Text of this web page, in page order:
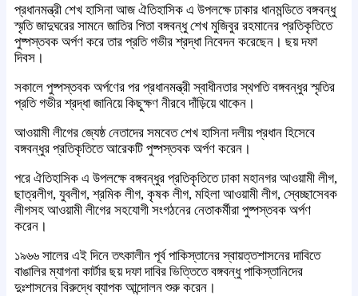
প্রধানমন্ত্রী শেখ হাসিনা আজ ঐতিহাসিক এ উপলক্ষে ঢাকার ধানমন্ডিতে বঙ্গবন্ধু
স্মৃতি জাদুঘরের সামনে জাতির পিতা বঙ্গবন্ধু শেখ মুজিবুর রহমানের প্রতিকৃতিতে
পুষ্পস্তবক অর্পণ করে তার প্রতি গভীর শ্রদ্ধা নিবেদন করেছেন। ছয় দফা
দিবস।
সকালে পুষ্পস্তবক অর্পণের পর প্রধানমন্ত্রী স্বাধীনতার স্থপতি বঙ্গবন্ধুর স্মৃতির
প্রতি গভীর শ্রদ্ধা জানিয়ে কিছুক্ষণ নীরবে দাঁড়িয়ে থাকেন।
আওয়ামী লীগের জ্যেষ্ঠ নেতাদের সমবেত শেখ হাসিনা দলীয় প্রধান হিসেবে
বঙ্গবন্ধুর প্রতিকৃতিতে আরেকটি পুষ্পস্তবক অর্পণ করেন।
পরে ঐতিহাসিক এ উপলক্ষে বঙ্গবন্ধুর প্রতিকৃতিতে ঢাকা মহানগর আওয়ামী লীগ,
ছাত্রলীগ, যুবলীগ, শ্রমিক লীগ, কৃষক লীগ, মহিলা আওয়ামী লীগ, স্বেচ্ছাসেবক
লীগসহ আওয়ামী লীগের সহযোগী সংগঠনের নেতাকর্মীরা পুষ্পস্তবক অর্পণ
করেন।
১৯৬৬ সালের এই দিনে তৎকালীন পূর্ব পাকিস্তানের স্বায়ত্তশাসনের দাবিতে
বাঙালির ম্যাগনা কার্টার ছয় দফা দাবির ভিত্তিতে বঙ্গবন্ধু পাকিস্তানিদের
দুঃশাসনের বিরুদ্ধে ব্যাপক আন্দোলন শুরু করেন।